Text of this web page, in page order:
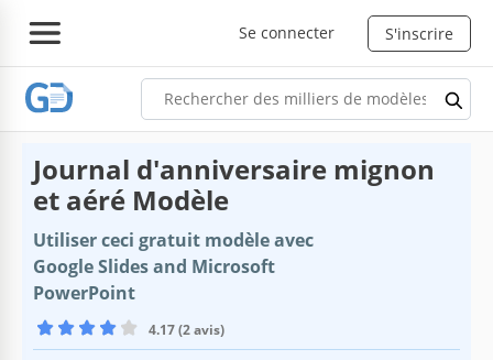
Se connecter S'inscrire
Journal d'anniversaire mignon
et aéré Modèle
Utiliser ceci gratuit modèle avec
Google Slides and Microsoft
PowerPoint
4.17 (2 avis)